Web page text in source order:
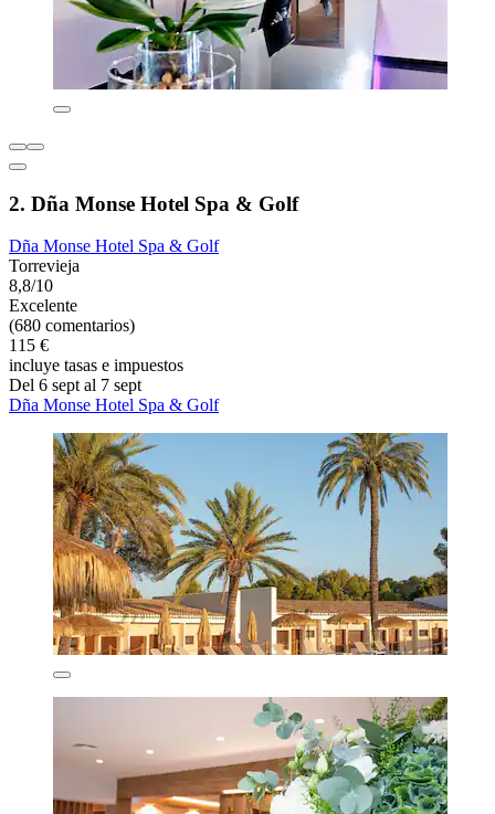
2. Dña Monse Hotel Spa & Golf
Dña Monse Hotel Spa & Golf
Torrevieja
8,8/10
Excelente
(680 comentarios)
115 €
incluye tasas e impuestos
Del 6 sept al 7 sept
Dña Monse Hotel Spa & Golf